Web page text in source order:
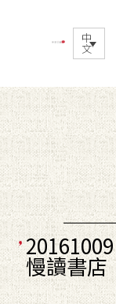
中
文
慢讀書店